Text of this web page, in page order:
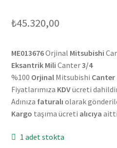
₺45.320,00
ME013676Orjinal Mitsubishi
Eksantrik Mili Canter3/4
%100 OrjinalMitsubishi Canter
Fiyatlarımıza KDVücreti
Adınıza faturalı olarak
Kargo taşıma ücreti alıcıya
1 adet stokta